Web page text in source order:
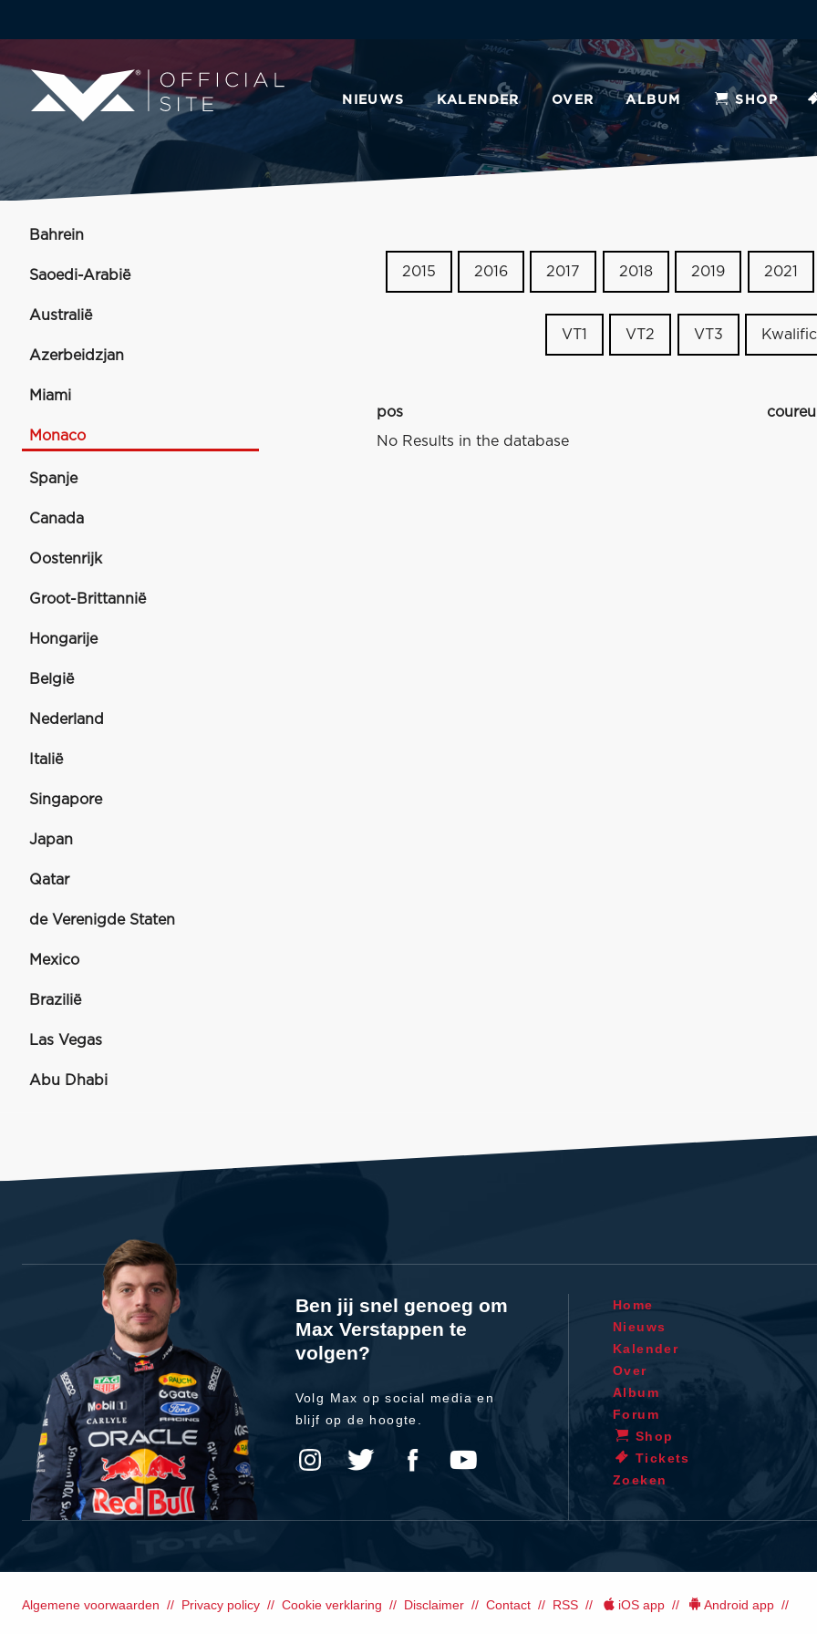
NIEUWS KALENDER OVER ALBUM SHOP
Bahrein
Saoedi-Arabië
Australië
Azerbeidzjan
Miami
Monaco
Spanje
Canada
Oostenrijk
Groot-Brittannië
Hongarije
België
Nederland
Italië
Singapore
Japan
Qatar
de Verenigde Staten
Mexico
Brazilië
Las Vegas
Abu Dhabi
2015 2016 2017 2018 2019 2021
VT1 VT2 VT3
pos
No Results in the database
Ben jij snel genoeg om
Max Verstappen te
volgen?
Volg Max op social media en
blijf op de hoogte.
Home
Nieuws
Kalender
Over
Album
Forum
Shop
Tickets
Zoeken
Algemene voorwaarden Privacy policy Cookie verklaring Disclaimer Contact RSS iOS app Android app